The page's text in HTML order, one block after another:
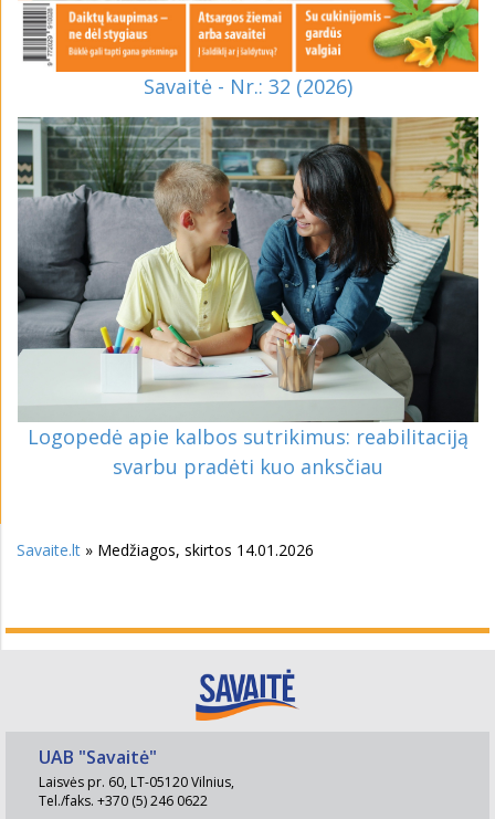
Savaitė - Nr.: 32 (2026)
Logopedė apie kalbos sutrikimus: reabilitaciją
svarbu pradėti kuo anksčiau
Savaite.lt » Medžiagos, skirtos 14.01.2026
UAB "Savaitė"
Laisvės pr. 60, LT-05120 Vilnius,
Tel./faks. +370 (5) 246 0622